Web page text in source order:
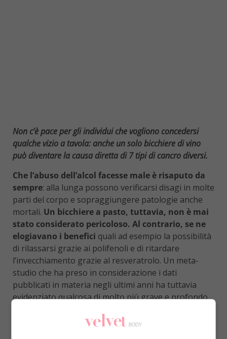
Non c’è pace per gli individui che vogliono concedersi
qualche vizio a tavola: anche un solo bicchiere di vino
può diventare la causa diretta di 7 tipi di cancro diversi.
Che l’abuso dell’alcol facesse male è risaputo da
sempre: alla lunga possono verificarsi disagi in molte
parti del corpo e sopraggiungere patologie anche
mortali. Un bicchiere a pasto, tuttavia, non è mai
stato considerato pericoloso. Al contrario, se ne
elogiavano i benefici quali ad esempio la possibilità
di rilassarsi grazie ai polifenoli e di ritardare
l’invecchiamento grazie al resveratrolo. Un meta-
studio che ha preso in considerazione i dati
pubblicati in materia negli ultimi anni ha tuttavia
evidenziato qualcosa di molto più grave e profondo.
alcolici possono essere la causa diretta di 7